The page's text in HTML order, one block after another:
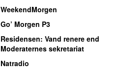
WeekendMorgen
Go’ Morgen P3
Residensen: Vand renere end
Moderaternes sekretariat
Natradio